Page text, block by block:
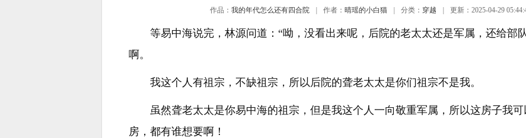
作品： 我的年代怎么还有四合院 作者： 晴瑶的小白猫 分类： 穿越 更新：2025-04-29
等易中海说完，林源问道：“呦，没看出来呢，后院的老太太还是军属，还给部
啊。
我这个人有祖宗，不缺祖宗，所以后院的聋老太太是你们祖宗不是我。
虽然聋老太太是你易中海的祖宗，但是我这个人一向敬重军属，所以这房子我
房，都有谁想要啊！